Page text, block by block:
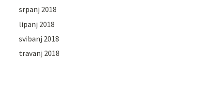
srpanj 2018
lipanj 2018
svibanj 2018
travanj 2018